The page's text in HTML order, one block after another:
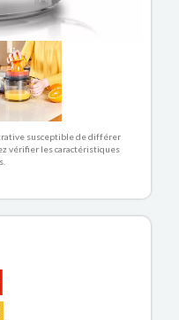
susceptible de différer
vérifier les caractéristiques